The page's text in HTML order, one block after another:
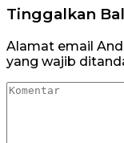
Tinggalkan
Alamat email
yang wajib